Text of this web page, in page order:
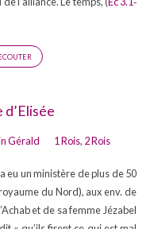
Gérald 1 Rois, 2 Rois
eu un ministère de plus de 50
du Nord), aux env. de
et de sa femme Jézabel